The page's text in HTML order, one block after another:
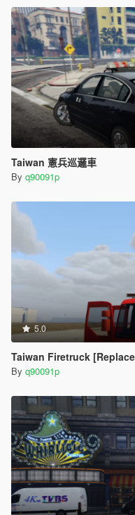
Taiwan 憲兵巡邏車
By q90091p
5.0
Taiwan Firetruck
By q90091p